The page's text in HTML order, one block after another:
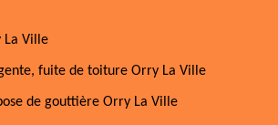
La Ville
fuite de toiture Orry La Ville
de gouttière Orry La Ville